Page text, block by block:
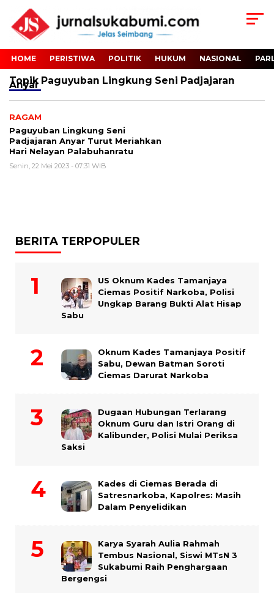
HOME PERISTIWA POLITIK HUKUM NASIONAL
Topik Paguyuban Lingkung Seni Padjajaran
Anyar
RAGAM
Paguyuban Lingkung Seni
Padjajaran Anyar Turut Meriahkan
Hari Nelayan Palabuhanratu
Senin, 22 Mei 2023 - 07:31 WIB
BERITA TERPOPULER
US Oknum Kades Tamanjaya
Ciemas Positif Narkoba, Polisi
Ungkap Barang Bukti Alat Hisap
Sabu
Oknum Kades Tamanjaya Positif
Sabu, Dewan Batman Soroti
Ciemas Darurat Narkoba
Dugaan Hubungan Terlarang
Oknum Guru dan Istri Orang di
Kalibunder, Polisi Mulai Periksa
Saksi
Kades di Ciemas Berada di
Satresnarkoba, Kapolres: Masih
Dalam Penyelidikan
Karya Syarah Aulia Rahmah
Tembus Nasional, Siswi MTsN 3
Sukabumi Raih Penghargaan
Bergengsi